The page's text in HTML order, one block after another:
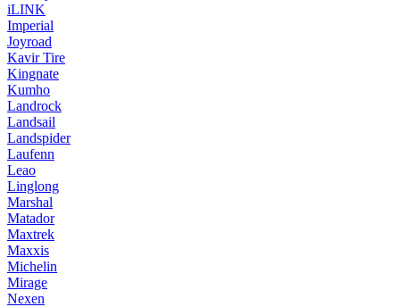
iLINK
Imperial
Joyroad
Kavir Tire
Kingnate
Kumho
Landrock
Landsail
Landspider
Laufenn
Leao
Linglong
Marshal
Matador
Maxtrek
Maxxis
Michelin
Mirage
Nexen